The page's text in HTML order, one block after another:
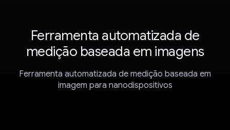
Ferramenta automatizada de
medição baseada em imagens
Ferramenta automatizada de medição baseada em
imagem para nanodispositivos